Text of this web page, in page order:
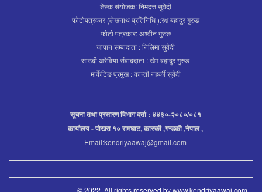
डेस्क संयोजक: निमदत्त सुवेदी
फोटोपत्रकार (लेखनाथ प्रतिनिधि ):रक्ष बहादुर गुरुङ
फोटो पत्रकार: अश्वीन गुरुङ
जापान सम्बादाता : निलिमा सुवेदी
साउदी अरेविया संवाददाता : खेम बहादुर गुरुङ
मार्केटिङ प्रमुख : कान्ती नहर्की सुवेदी
सूचना तथा प्रसारण विभाग दर्ता : ४४३०-२०८०/०८१
कार्यालय - पोखरा १० रामघाट, कास्की ,गन्डकी ,नेपाल ,
Email:kendriyaawaj@gmail.com
© 2022. All rights reserved by www.kendriyaawaj.com